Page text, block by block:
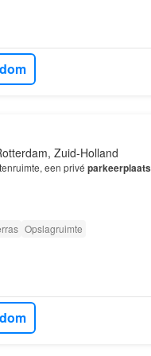
Zuid-Holland
een privé parkeerplaats
Opslagruimte